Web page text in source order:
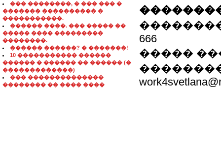
��� ��������, � ��� ��� �
������� ���������� �
�����������.
������ ����. ��� ����� ��
����� ���� ���������
��������.
������ ������? � �������!
10 ����������� ������
������ � ������ �� ������ (�
�������������)
��� ��������������
�������� �� ���� ����
666
�����
��������